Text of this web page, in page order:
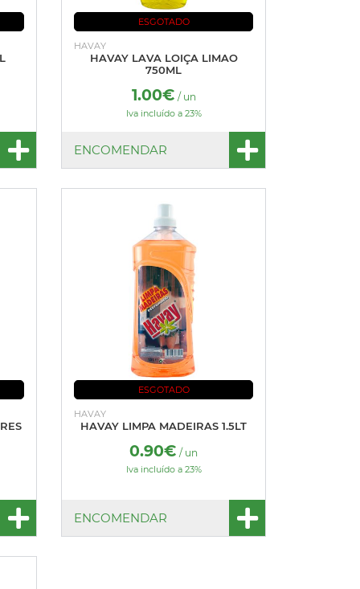
ESGOTADO
HAVAY
HAVAY LAVA LOIÇA LIMAO
750ML
1.00€ / un
Iva incluído a 23%
ENCOMENDAR
ESGOTADO
HAVAY
HAVAY LIMPA MADEIRAS 1.5LT
0.90€ / un
Iva incluído a 23%
ENCOMENDAR